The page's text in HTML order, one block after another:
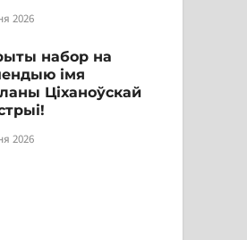
2026
набор на
імя
Ціханоўскай
2026